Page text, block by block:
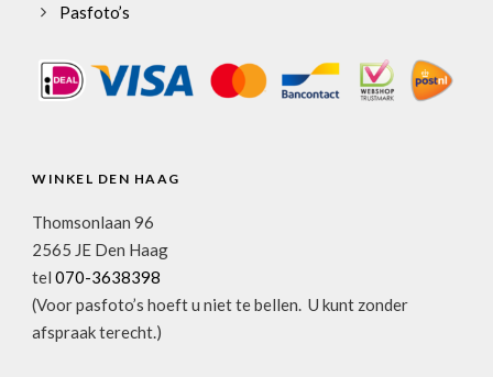
Pasfoto’s
WINKEL DEN HAAG
Thomsonlaan 96
2565 JE Den Haag
tel 070-3638398
(Voor pasfoto’s hoeft u niet te bellen. U kunt zonder
afspraak terecht.)